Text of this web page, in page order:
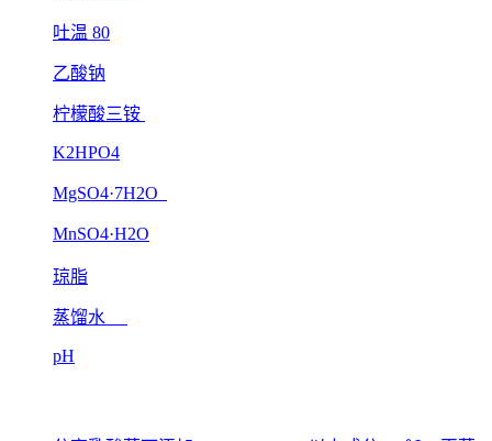
吐温 80
乙酸钠
柠檬酸三铵
K2HPO4
MgSO4·7H2O
MnSO4·H2O
琼脂
蒸馏水
pH